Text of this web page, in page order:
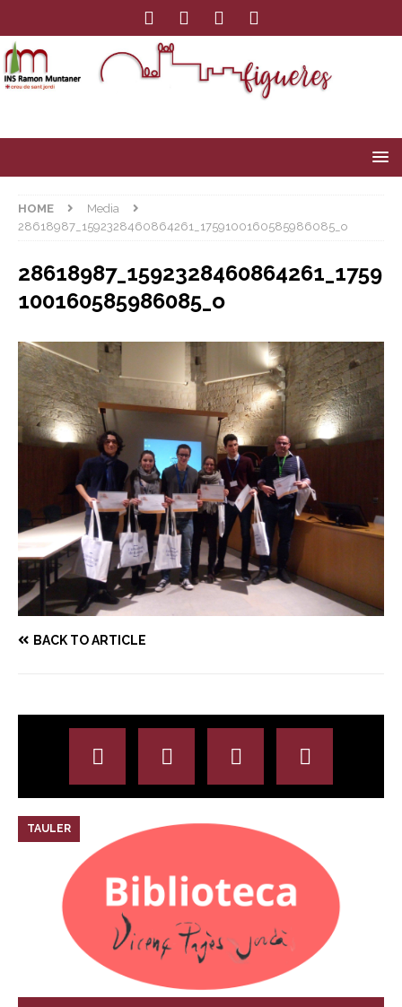
HOME
Media
28618987_1592328460864261_1759100160585986085_o
28618987_1592328460864261_1759
100160585986085_o
BACK TO ARTICLE
TAULER